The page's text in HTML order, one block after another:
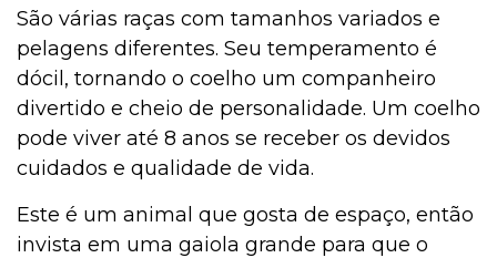
São várias raças com tamanhos variados e
pelagens diferentes. Seu temperamento é
dócil, tornando o coelho um companheiro
divertido e cheio de personalidade. Um coelho
pode viver até 8 anos se receber os devidos
cuidados e qualidade de vida.
Este é um animal que gosta de espaço, então
invista em uma gaiola grande para que o